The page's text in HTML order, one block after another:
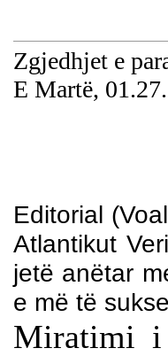
Zgjedhjet e
E Martë,
Editorial
Atlantikut
jetë anëtar
e më të
Miratimi i